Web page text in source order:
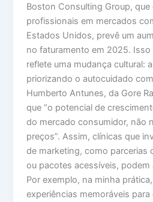
Boston Consulting Group,
profissionais em mercados
Estados Unidos, prevê um
no faturamento em 2025. Isso
reflete uma mudança cultural:
priorizando o autocuidado
Humberto Antunes, da Gore
que “o potencial de
do mercado consumidor, não
preços”. Assim, clínicas que
de marketing, como parcerias
ou pacotes acessíveis,
Por exemplo, na minha
experiências memoráveis